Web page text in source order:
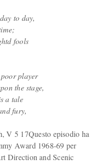
to day,
fools
player
the stage,
a tale
fury,
V 5 17Questo episodio ha
Award 1968-69 per
Direction and Scenic